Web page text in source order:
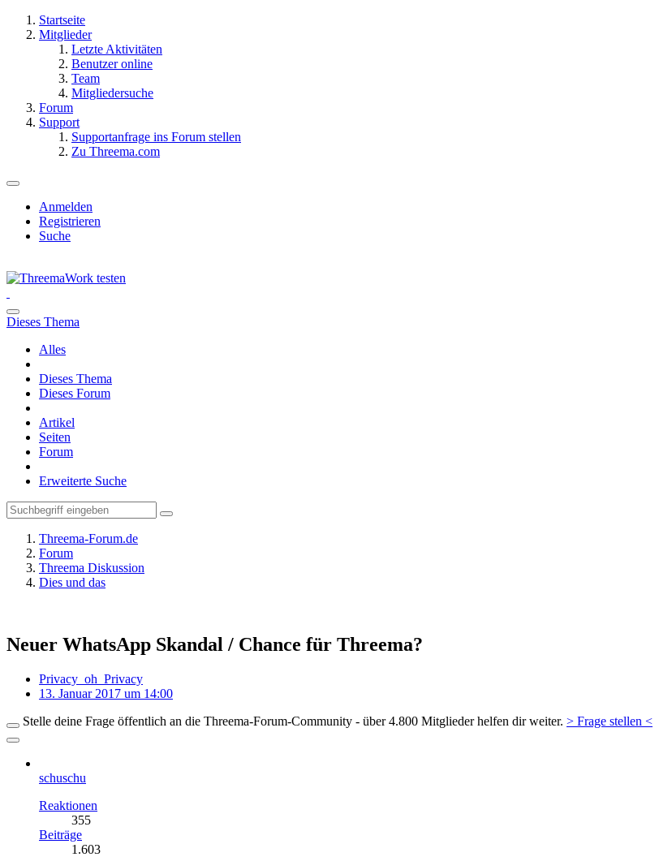
Startseite
Mitglieder
Letzte Aktivitäten
Benutzer online
Team
Mitgliedersuche
Forum
Support
Supportanfrage ins Forum stellen
Zu Threema.com
Anmelden
Registrieren
Suche
Dieses Thema
Alles
Dieses Thema
Dieses Forum
Artikel
Seiten
Forum
Erweiterte Suche
Threema-Forum.de
Forum
Threema Diskussion
Dies und das
Neuer WhatsApp Skandal / Chance für Threema?
Privacy_oh_Privacy
13. Januar 2017 um 14:00
Stelle deine Frage öffentlich an die Threema-Forum-Community - über 4.800 Mitglieder helfen dir weiter. > Frage stellen <
schuschu
Reaktionen
355
Beiträge
1.603